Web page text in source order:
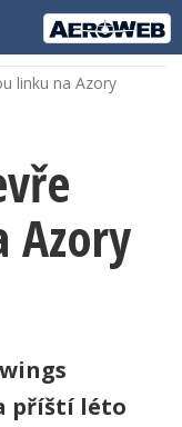
linku na Azory
Azory
příští léto